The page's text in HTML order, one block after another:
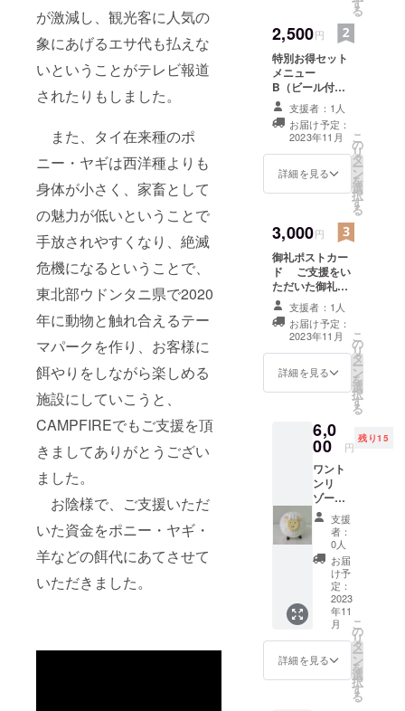
が激減し、観光客に人気の
象にあげるエサ代も払えな
いということがテレビ報道
されたりもしました。
また、タイ在来種のポ
ニー・ヤギは西洋種よりも
身体が小さく、家畜として
の魅力が低いということで
手放されやすくなり、絶滅
危機になるということで、
東北部ウドンタニ県で2020
年に動物と触れ合えるテー
マパークを作り、お客様に
餌やりをしながら楽しめる
施設にしていこうと、
CAMPFIREでもご支援を頂
きましてありがとうござい
ました。
お陰様で、ご支援いただ
いた資金をポニー・ヤギ・
羊などの餌代にあてさせて
いただきました。
オゲンクアガ
イ、カオグアグ
リンムー）から1
品 ・ミニトムヤ
ムスープ ・デ
ザート（ココ
ナッツツイート
プリン、かき
氷）から1品 ・
（コーラ、ココ
ナッツジュー
ジュース、ジャ
スミンティー）
から1品 お礼
メールをお送り
した後、セット
メニューの引換
チケットを郵送
でお送りいたし
ます。 当該メ
ニューとのお引
替え期限：2024
年4月
る
2,500円
特別お得セット
メニュー
B（ビール付）
総額2650円～
2750円が2500
円の特別セット
メニュー ・お料
理（ガパオライ
ス、カオマンガ
ンクアガイ、カ
オグアグリン
ムー）から1品
・ミニトムヤム
スープ ・デザー
ト（ココナッツ
ツイートプリ
ン、かき氷）か
ら1品 ・ビール
イ、タイのシン
ハービール）か
後、セットメ
ニューの引換チ
ケットを郵送で
お送りいたしま
す。 当該メ
ニューとのお引
替え期限：2024
年4月
支援者：1人
お届け予定：
2023年11月
詳細を見る
こ
の
リ
タ
ー
ン
を
選
択
す
る
3,000円
御礼ポストカー
ド ご支援をい
ただいた御礼と
しましてワント
ンフィッシング
パークの動物写
真入り（種類は
選べません）ポ
ストカード１枚
限りはありませ
ん。 ・お名前、
け先住所、ご連
絡先としてメー
ルアドレス、お
電話番号をお知
らせ下さい。 ・
別途、お礼メー
ルを差し上げま
支援者：1人
お届け予定：
2023年11月
詳細を見る
こ
の
リ
タ
ー
ン
を
選
択
す
る
6,0
00 円
残り15
ワント
ンリ
ゾー
ト・オ
リジナ
ル/ヒツ
ジさん
貯金箱
（白の
み）
貯金箱
はココ
ナツの
実また
は廃プ
ラス
支援
者：
0人
お届
け予
定：
2023
年11
月
詳細を見る
こ
の
リ
タ
ー
ン
を
選
択
す
る